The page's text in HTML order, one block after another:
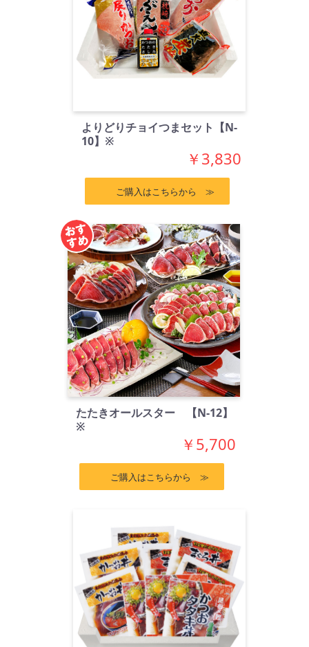
よりどりチョイつまセット【N-
10】※
￥3,830
ご購入はこちらから ≫
たたきオールスター 【N-12】
※
￥5,700
ご購入はこちらから ≫